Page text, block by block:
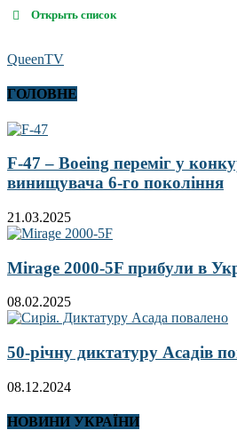
Открыть список
QueenTV
ГОЛОВНЕ
F-47 – Boeing переміг у
винищувача 6-го покоління
21.03.2025
Mirage 2000-5F прибули в
08.02.2025
50-річну диктатуру Асадів
08.12.2024
НОВИНИ УКРАЇНИ